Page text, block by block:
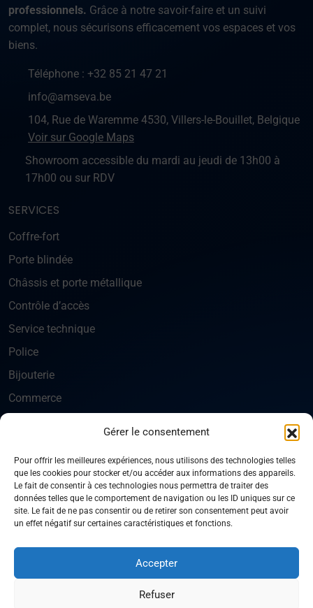
Gérer le consentement
Pour offrir les meilleures expériences, nous utilisons des technologies telles
que les cookies pour stocker et/ou accéder aux informations des appareils.
Le fait de consentir à ces technologies nous permettra de traiter des
données telles que le comportement de navigation ou les ID uniques sur ce
site. Le fait de ne pas consentir ou de retirer son consentement peut avoir
un effet négatif sur certaines caractéristiques et fonctions.
Accepter
Refuser
professionnels. Grâce à notre savoir-faire et un suivi
complet, nous sécurisons efficacement vos espaces et vos
biens.
Téléphone : +32 85 21 47 21
info@amseva.be
104, Rue de Waremme 4530, Villers-le-Bouillet, Belgique
Voir sur Google Maps
Showroom accessible du mardi au jeudi de 13h00 à
17h00 ou sur RDV
SERVICES
Coffre-fort
Porte blindée
Châssis et porte métallique
Contrôle d’accès
Service technique
Police
Bijouterie
Commerce
Normes de sécurité
Qui sommes-nous
Nous contacter
© 2026 AM Seva. Tous droits réservés.
Mentions légales